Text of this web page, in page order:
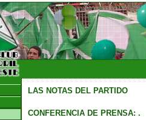
LAS NOTAS DEL PARTIDO
CONFERENCIA DE PRENSA: .